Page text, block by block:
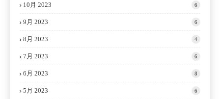
10月 2023 6
9月 2023 6
8月 2023 4
7月 2023 6
6月 2023 8
5月 2023 6